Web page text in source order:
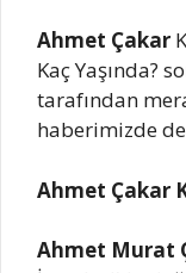
Ahmet Çakar
Kaç Yaşında?
tarafından
haberimizde
Ahmet Çakar
Ahmet Murat